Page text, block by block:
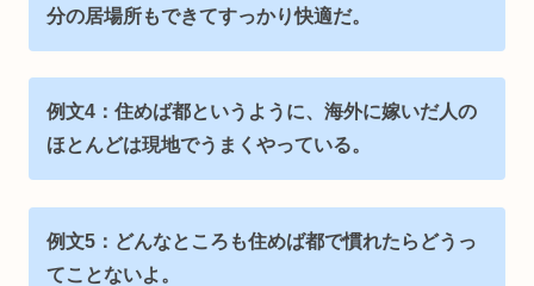
分の居場所もできてすっかり快適だ。
例文4：住めば都というように、海外に嫁いだ人の
ほとんどは現地でうまくやっている。
例文5：どんなところも住めば都で慣れたらどうっ
てことないよ。